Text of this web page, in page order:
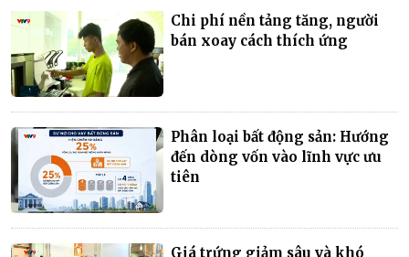
Chi phí nền tảng tăng, người
bán xoay cách thích ứng
Phân loại bất động sản: Hướng
đến dòng vốn vào lĩnh vực ưu
tiên
Giá trứng giảm sâu và khó